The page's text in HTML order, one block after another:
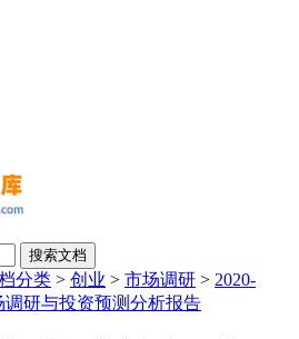
搜索文档
分类 > 创业 > 市场调研 > 2020-
调研与投资预测分析报告